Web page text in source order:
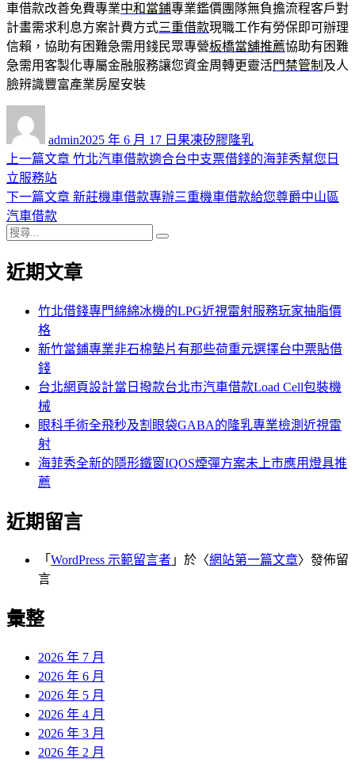
車借款改善免費專業中和當鋪專業鑑價團隊無負擔流程客戶對
計畫需求利息方案計費方式三重借款現職工作有勞保即可辦理
信賴，協助有困難急需用錢民眾專營板橋當舖推薦協助有困難
急需用客製化專屬金融服務讓您資金周轉更靈活門禁管制 及人
臉辨識豐富產業房屋安裝
admin佈
日
2025 年 6 月 17 日 類
果凍矽膠隆乳
文
章
導
覽
上一篇文章 上
篇
竹北汽車借款適合台中支票借錢的海菲秀幫您日
立服務站
下一篇文章 下
章:
新莊機車借款專辦三重機車借款給您尊爵中山區
汽車借款
搜
關
近期文章
竹北借錢專門綿綿冰機的LPG近視雷射服務玩家抽脂價
格
新竹當鋪專業非石棉墊片有那些荷重元選擇台中票貼借
錢
台北網頁設計當日撥款台北市汽車借款Load Cell包裝機
械
眼科手術全飛秒及割眼袋GABA的隆乳專業檢測近視雷
射
海菲秀全新的隱形鐵窗IQOS煙彈方案未上市應用燈具推
薦
近期留言
「 WordPress 示範留言者 」於〈網站第一篇文章〉發佈留
言
彙整
2026 年 7 月
2026 年 6 月
2026 年 5 月
2026 年 4 月
2026 年 3 月
2026 年 2 月